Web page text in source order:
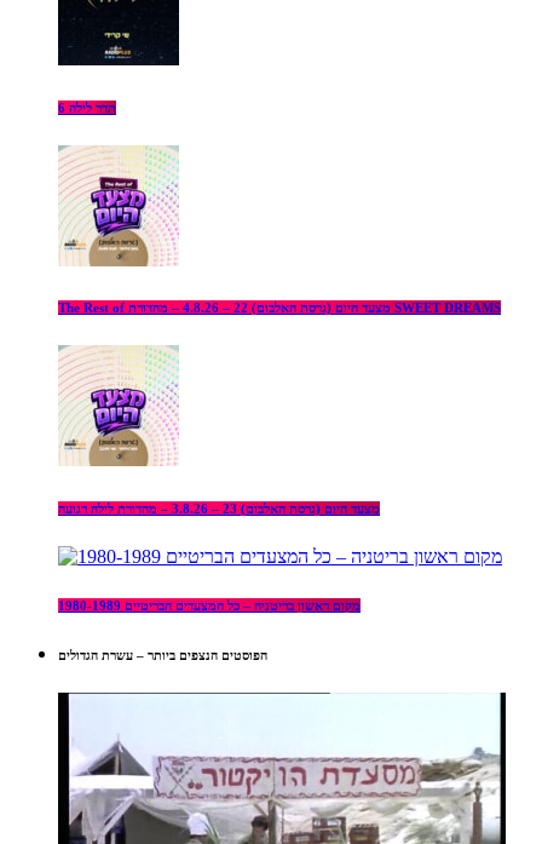
תדר לילה 6
The Rest of מצעד היום (גרסת האלבום) 22 – 4.8.26 – מהדורת SWEET DREAMS
מצעד היום (גרסת האלבום) 23 – 3.8.26 – מהדורת לילה רגועה
מקום ראשון בריטניה – כל המצעדים הבריטיים 1980-1989
הפוסטים הנצפים ביותר – עשרת הגדולים